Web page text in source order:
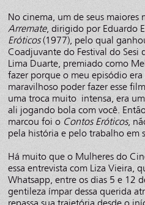
No cinema, um de seus
Arremate, dirigido por Eduardo
Eróticos(1977), pelo qual
Coadjuvante do Festival do Sesi
Lima Duarte, premiado como
fazer porque o meu episódio
maravilhoso poder fazer esse
uma troca muito intensa, era
ali jogando bola com você.
marcou foi o Contos Eróticos,
pela história e pelo trabalho em
Há muito que o Mulheres do
essa entrevista com Liza Vieira,
Whatsapp, entre os dias 5 e 12
gentileza ímpar dessa querida